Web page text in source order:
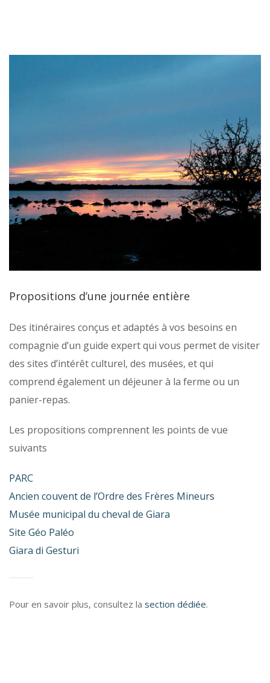
Propositions d’une journée entière
Des itinéraires conçus et adaptés à vos besoins en
compagnie d’un guide expert qui vous permet de visiter
des sites d’intérêt culturel, des musées, et qui
comprend également un déjeuner à la ferme ou un
panier-repas.
Les propositions comprennent les points de vue
suivants
PARC
Ancien couvent de l’Ordre des Frères Mineurs
Musée municipal du cheval de Giara
Site Géo Paléo
Giara di Gesturi
Pour en savoir plus, consultez la section dédiée.